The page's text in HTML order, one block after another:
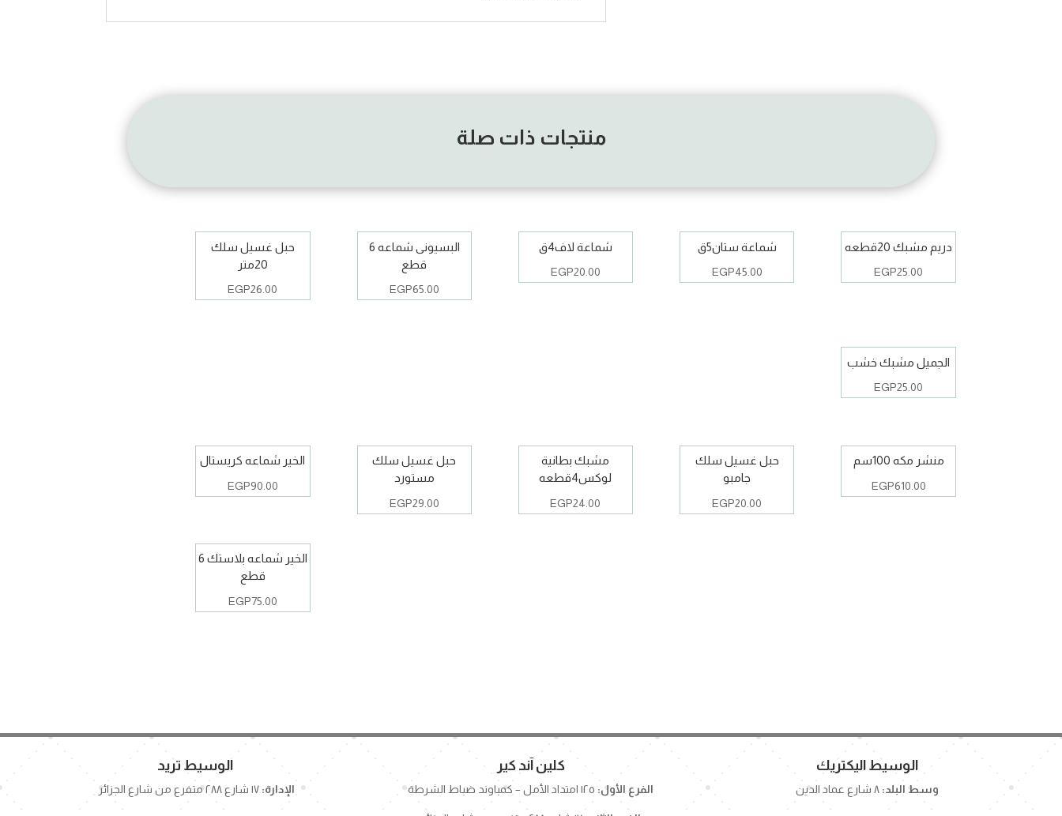
منتجات ذات صلة
دريم مشبك 20قطعه
EGP25.00
شماعة ستان5ق
EGP45.00
شماعة لاف4ق
EGP20.00
البسيونى شماعه 6
قطع
EGP65.00
حبل غسيل سلك
20متر
EGP26.00
الجميل مشبك خشب
EGP25.00
منشر مكه 100سم
EGP610.00
حبل غسيل سلك
جامبو
EGP20.00
مشبك بطانية
لوكس4قطعه
EGP24.00
حبل غسيل سلك
مستورد
EGP29.00
الخير شماعه كريستال
EGP90.00
الخير شماعه بلاستك 6
قطع
EGP75.00
الوسيط تريد
الإدارة: ١٧ شارع ٢٨٨ متفرع من شارع الجزائر
كلين آند كير
الفرع الأول:
الوسيط اليكتريك
وسط البلد: ٨ شارع عماد الدين